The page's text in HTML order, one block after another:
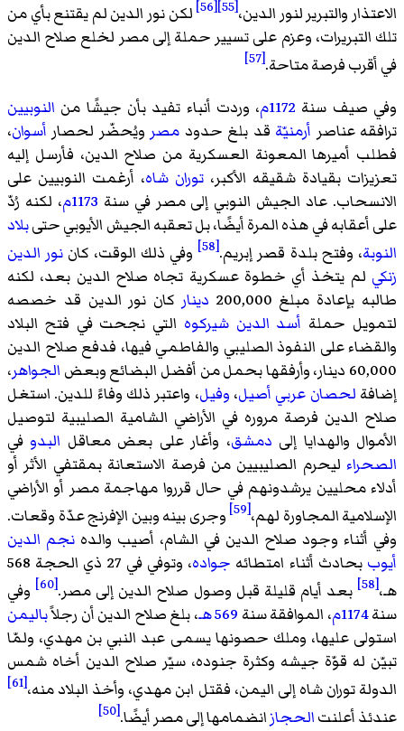
الاعتذار والتبرير لنور الدين،[55]
[56]
لكن نور الدين لم يقتنع بأي من
تلك التبريرات، وعزم على تسيير حملة إلى مصر لخلع صلاح الدين
في أقرب فرصة متاحة.[57]
وفي صيف سنة 1172م ، وردت أنباء تفيد بأن جيشًا من النوبيين
ترافقه عناصر أرمنيّة قد بلغ حدود مصر ويُحضّر لحصار أسوان،
فطلب أميرها المعونة العسكرية من صلاح الدين، فأرسل إليه
تعزيزات بقيادة شقيقه الأكبر، توران شاه، أرغمت النوبيين على
الانسحاب. عاد الجيش النوبي إلى مصر في سنة 1173م ، لكنه رُدّ
على أعقابه في هذه المرة أيضًا، بل تعقبه الجيش الأيوبي حتىبلاد
النوبة، وفتح بلدة قصر إبريم.[58] وفي ذلك الوقت، كان نور الدين
زنكي لم يتخذ أي خطوة عسكرية تجاه صلاح الدين بعد، لكنه
طالبه بإعادة مبلغ 200,000
دينار كان نور الدين قد خصصه
لتمويل حملة أسد الدين شيركوه التي نجحت في فتح البلاد
والقضاء على النفوذ الصليبي والفاطمي فيها، فدفع صلاح الدين
60,000 دينار، وأرفقها بحمل من أفضل البضائع وبعض
الجواهر،
إضافة لحصان عربي أصيل، وفيل، واعتبر ذلك وفاءً للدين. استغل
صلاح الدين فرصة مروره في الأراضي الشامية الصليبية لتوصيل
الأموال والهدايا إلى دمشق، وأغار على بعض معاقل البدو في
الصحراء ليحرم الصليبيين من فرصة الاستعانة بمقتفي الأثر أو
أدلاء محليين يرشدونهم في حال قرروا مهاجمة مصر أو الأراضي
الإسلامية المجاورة لهم،[59]
وجرى بينه وبين الإفرنج عدّة وقعات.
وفي أثناء وجود صلاح الدين في الشام، أصيب والده نجم الدين
أيوب بحادث أثناء امتطائه جواده
، وتوفي في 27 ذي الحجة 568
هـ،[58] بعد أيام قليلة قبل وصول صلاح الدين إلى مصر.[60]
وفي
سنة1174م ، الموافقة سنة 569 هـ ، بلغ صلاح الدين أن رجلاًباليمن
استولى عليها، وملك حصونها يسمى عبد النبي بن مهدي، ولمّا
تبيّن له قوّة جيشه وكثرة جنوده، سيّر صلاح الدين أخاه شمس
الدولة توران شاه إلى اليمن، فقتل ابن مهدي، وأخذ البلاد منه،[61]
عندئذ أعلنتالحجازانضمامها إلى مصر أيضًا.[50]